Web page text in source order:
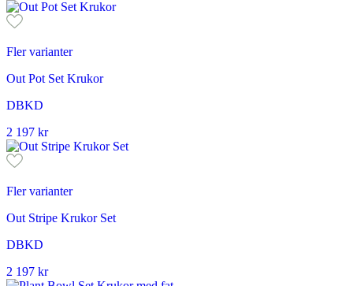
Fler varianter
Out Pot Set Krukor
DBKD
2 197 kr
Fler varianter
Out Stripe Krukor Set
DBKD
2 197 kr